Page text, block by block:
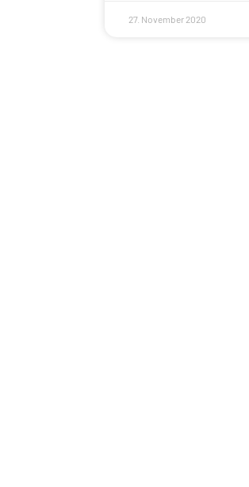
27. November 2020